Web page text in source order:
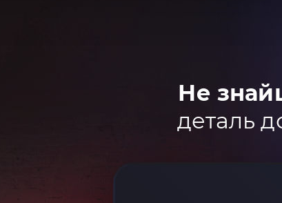
Не
деталь